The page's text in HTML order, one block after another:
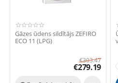
Gāzes ūdens sildītājs ZEFIRO
ECO 11 (LPG)
€303.47
€279.19